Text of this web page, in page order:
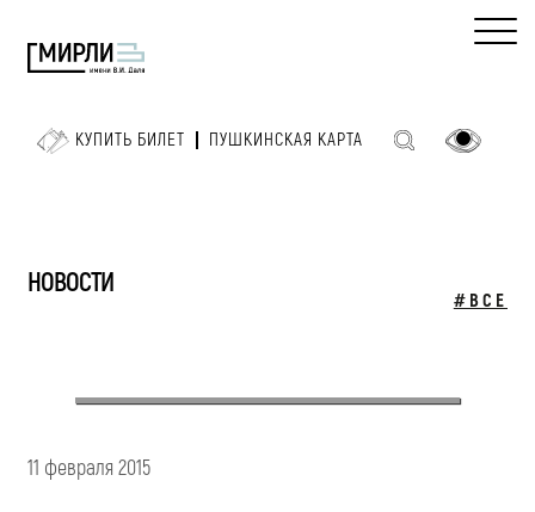
КУПИТЬ БИЛЕТ ПУШКИНСКАЯ КАРТА
НОВОСТИ
#ВСЕ
11 февраля 2015